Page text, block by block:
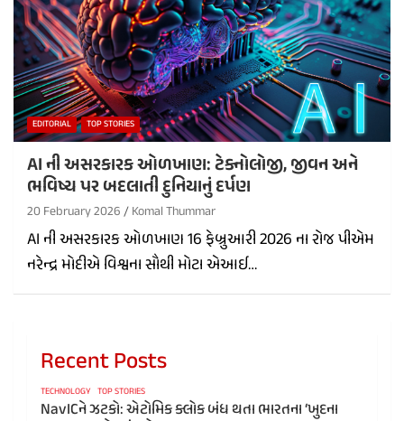
EDITORIAL TOP STORIES
AI ની અસરકારક ઓળખાણ: ટેક્નોલોજી, જીવન અને
ભવિષ્ય પર બદલાતી દુનિયાનું દર્પણ
20 February 2026 Komal Thummar
AI ની અસરકારક ઓળખાણ 16 ફેબ્રુઆરી 2026 ના રોજ પીએમ
નરેન્દ્ર મોદીએ વિશ્વના સૌથી મોટા એઆઈ…
Recent Posts
TECHNOLOGY TOP STORIES
NavICને ઝટકો: એટોમિક ક્લોક બંધ થતા ભારતના ‘ખુદના